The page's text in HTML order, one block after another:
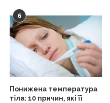
6
Понижена температура
тіла: 10 причин, які її